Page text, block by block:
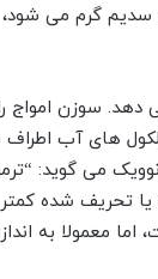
سدیم گرم می شود،
دهد. سوزن امواج
های آب
می گوید:
یا تحریف شده
معمولا به